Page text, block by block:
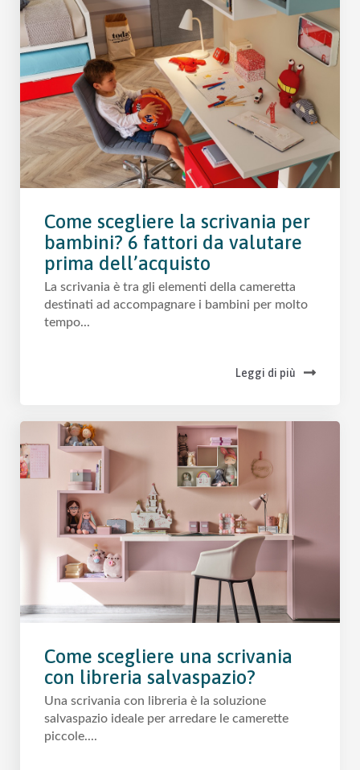
Come scegliere la scrivania per
bambini? 6 fattori da valutare
prima dell’acquisto
La scrivania è tra gli elementi della cameretta
destinati ad accompagnare i bambini per molto
tempo...
Leggi di più
Come scegliere una scrivania
con libreria salvaspazio?
Una scrivania con libreria è la soluzione
salvaspazio ideale per arredare le camerette
piccole....